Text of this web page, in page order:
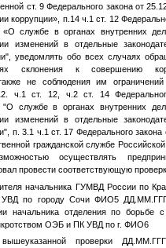
ст. 9 Федерального закона от
коррупции», п.14 ч.1 ст. 12
службе в органах внутренних дел
изменений в отдельные
уведомлять обо всех случаях
к совершению
не соблюдения им ограничений
ч.1 ст. 12, ч.2 ст. 14
службе в органах внутренних
изменений в отдельные
п. 3.1 ч.1 ст. 17 Федерального закона
гражданской службе Российской
осуществлять
провести соответствующую
начальника ГУМВД России по
по городу Сочи ФИО5
начальника отделения по борьбе
ОЭБ и ПК УВД по г. ФИО6
проверки